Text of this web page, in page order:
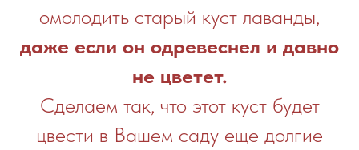
омолодить старый куст лаванды,
даже если он одревеснел и давно
не цветет.
Сделаем так, что этот куст будет
цвести в Вашем саду еще долгие